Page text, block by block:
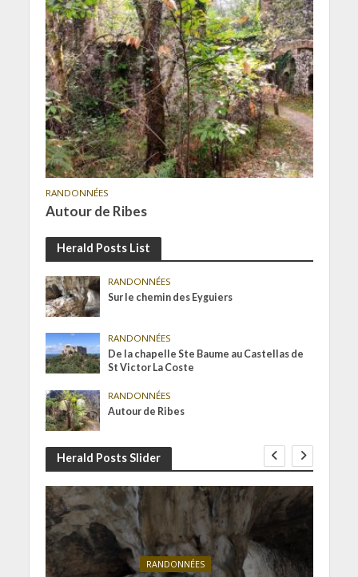
RANDONNÉES
Autour de Ribes
Herald Posts List
RANDONNÉES
Sur le chemin des Eyguiers
RANDONNÉES
De la chapelle Ste Baume au Castellas de
St Victor La Coste
RANDONNÉES
Autour de Ribes
Herald Posts Slider
RANDONNÉES